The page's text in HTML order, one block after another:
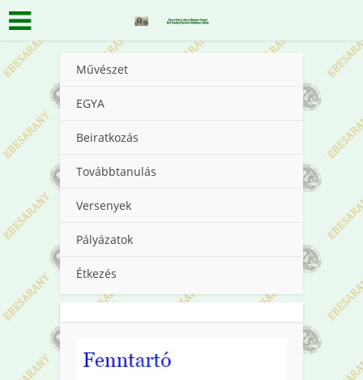
Művészet
EGYA
Beiratkozás
Továbbtanulás
Versenyek
Pályázatok
Étkezés